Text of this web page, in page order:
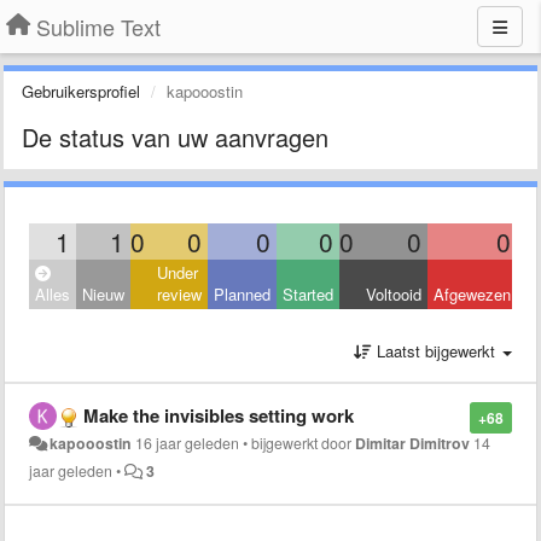
Sublime Text
Gebruikersprofiel kapooostin
De status van uw aanvragen
1 1 0 0 0 0 0 0 0
Alles Nieuw
Under
review Planned Started Voltooid Afgewezen
Laatst bijgewerkt
+68
Make the invisibles setting work
kapooostin 16 jaar geleden •bijgewerkt door Dimitar Dimitrov 14
jaar geleden • 3